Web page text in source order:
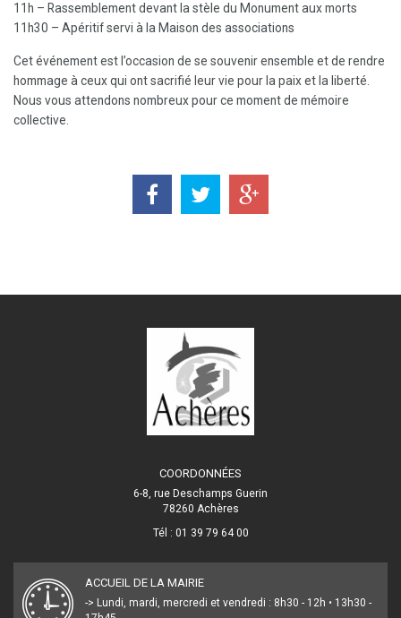
11h – Rassemblement devant la stèle du Monument aux morts
11h30 – Apéritif servi à la Maison des associations
Cet événement est l’occasion de se souvenir ensemble et de rendre
hommage à ceux qui ont sacrifié leur vie pour la paix et la liberté.
Nous vous attendons nombreux pour ce moment de mémoire
collective.
COORDONNÉES
6-8, rue Deschamps Guerin
78260 Achères
Tél : 01 39 79 64 00
ACCUEIL DE LA MAIRIE
-> Lundi, mardi, mercredi et vendredi : 8h30 - 12h • 13h30 -